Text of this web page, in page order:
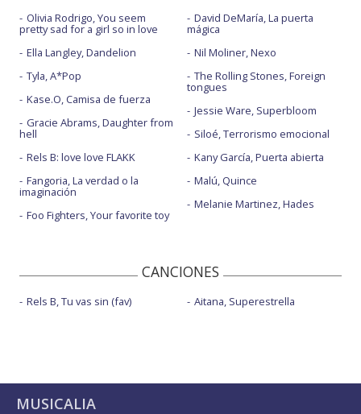
Olivia Rodrigo, You seem
pretty sad for a girl so in love
Ella Langley, Dandelion
Tyla, A*Pop
Kase.O, Camisa de fuerza
Gracie Abrams, Daughter from
hell
Rels B: love love FLAKK
Fangoria, La verdad o la
imaginación
Foo Fighters, Your favorite toy
David DeMaría, La puerta
mágica
Nil Moliner, Nexo
The Rolling Stones, Foreign
tongues
Jessie Ware, Superbloom
Siloé, Terrorismo emocional
Kany García, Puerta abierta
Malú, Quince
Melanie Martinez, Hades
CANCIONES
Rels B, Tu vas sin (fav) Aitana, Superestrella
MUSICALIA